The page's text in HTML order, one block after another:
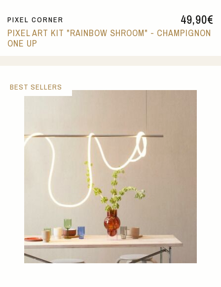
49,90€
PIXEL CORNER
PIXEL ART KIT "RAINBOW SHROOM" - CHAMPIGNON
ONE UP
BEST SELLERS